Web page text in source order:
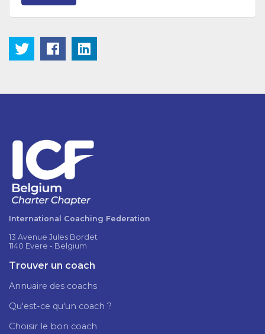
International Coaching Federation
13 Avenue Jules Bordet
1140 Evere - Belgium
Trouver un coach
Annuaire des coachs
Qu'est-ce qu'un coach ?
Choisir le bon coach